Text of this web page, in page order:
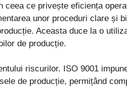
ceea ce privește eficiența
unor proceduri clare și
Aceasta duce la o
de producție.
riscurilor. ISO 9001
de producție, permițând